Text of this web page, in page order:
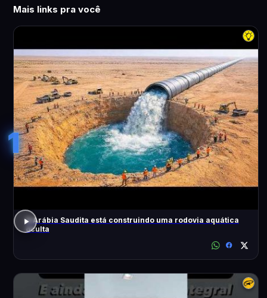
Mais links pra você
1
A Arábia Saudita está construindo uma rodovia aquática
oculta